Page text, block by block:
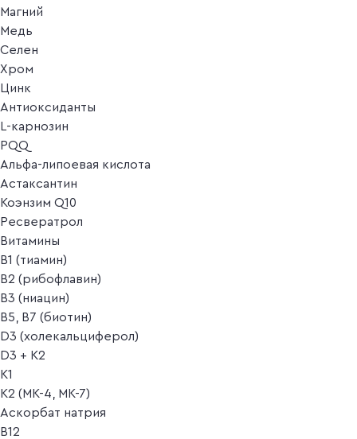
Магний
Медь
Селен
Хром
Цинк
Антиоксиданты
L-карнозин
PQQ
Альфа-липоевая кислота
Астаксантин
Коэнзим Q10
Ресвератрол
Витамины
B1 (тиамин)
B2 (рибофлавин)
B3 (ниацин)
B5, B7 (биотин)
D3 (холекальциферол)
D3 + K2
K1
K2 (MK-4, MK-7)
Аскорбат натрия
В12